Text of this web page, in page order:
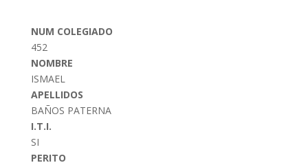
NUM COLEGIADO
452
NOMBRE
ISMAEL
APELLIDOS
BAÑOS PATERNA
I.T.I.
SI
PERITO